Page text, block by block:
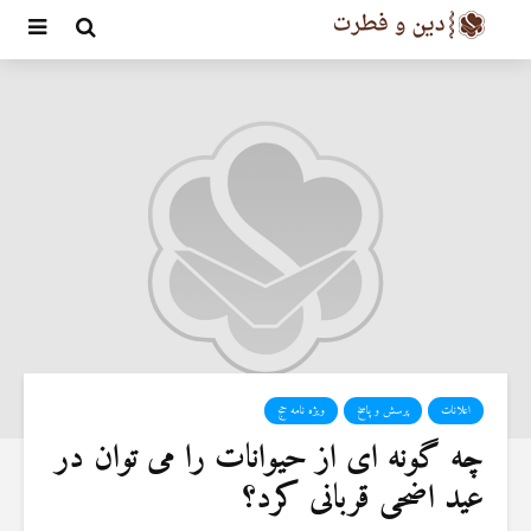
اعلانات پرسش و پاسخ ویژه نامه حج
چه گونه ای از حيوانات را می توان در
عيد اضحی قربانی كرد؟